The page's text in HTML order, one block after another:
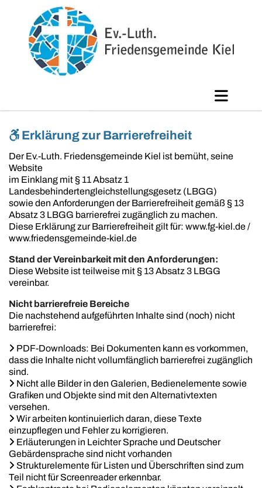
 Erklärung zur Barrierefreiheit
Der Ev.-Luth. Friedensgemeinde Kiel ist bemüht, seine
Website
im Einklang mit § 11 Absatz 1
Landesbehindertengleichstellungsgesetz (LBGG)
sowie den Anforderungen der Barrierefreiheit gemäß § 13
Absatz 3 LBGG barrierefrei zugänglich zu machen.
Diese Erklärung zur Barrierefreiheit gilt für: www.fg-kiel.de /
www.friedensgemeinde-kiel.de
Stand der Vereinbarkeit mit den Anforderungen:
Diese Website ist teilweise mit § 13 Absatz 3 LBGG
vereinbar.
Nicht barrierefreie Bereiche
Die nachstehend aufgeführten Inhalte sind (noch) nicht
barrierefrei:
 PDF-Downloads: Bei Dokumenten kann es vorkommen,
dass die Inhalte nicht vollumfänglich barrierefrei zugänglich
sind.
 Nicht alle Bilder in den Galerien, Bedienelemente sowie
Grafiken und Objekte sind mit den Alternativtexten
versehen.
 Wir arbeiten kontinuierlich daran, diese Texte
einzupflegen und Fehler zu korrigieren.
 Erläuterungen in Leichter Sprache und Deutscher
Gebärdensprache sind nicht vorhanden
 Strukturelemente für Listen und Überschriften sind zum
Teil nicht für Screenreader erkennbar.